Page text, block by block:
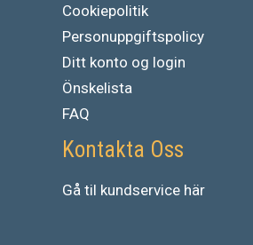
Cookiepolitik
Personuppgiftspolicy
Ditt konto og login
Önskelista
FAQ
Kontakta Oss
Gå til kundservice här